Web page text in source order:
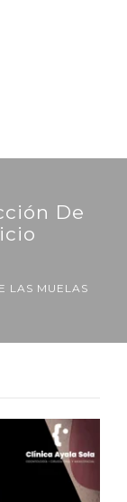
De
LAS MUELAS